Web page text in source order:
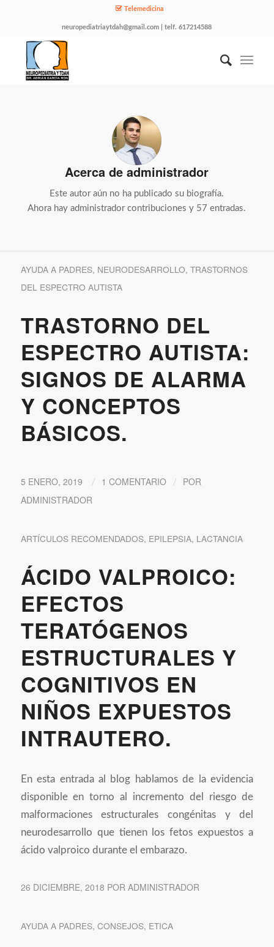
Telemedicina
neuropediatriaytdah@gmail.com | telf. 617214588
Acerca deadministrador
Este autor aún no ha publicado su biografía.
Ahora hayadministradorcontribuciones y 57 entradas.
AYUDA A PADRES, NEURODESARROLLO, TRASTORNOS
DEL ESPECTRO AUTISTA
TRASTORNO DEL
ESPECTRO AUTISTA:
SIGNOS DE ALARMA
Y CONCEPTOS
BÁSICOS.
5 ENERO, 2019 / 1 COMENTARIO /
POR
ADMINISTRADOR
ARTÍCULOS RECOMENDADOS, EPILEPSIA, LACTANCIA
ÁCIDO VALPROICO:
EFECTOS
TERATÓGENOS
ESTRUCTURALES Y
COGNITIVOS EN
NIÑOS EXPUESTOS
INTRAUTERO.
En esta entrada al blog hablamos de la evidencia
disponible en torno al incremento del riesgo de
malformaciones estructurales congénitas y del
neurodesarrollo que tienen los fetos expuestos a
ácido valproico durante el embarazo.
26 DICIEMBRE, 2018 POR ADMINISTRADOR
AYUDA A PADRES, CONSEJOS, ETICA